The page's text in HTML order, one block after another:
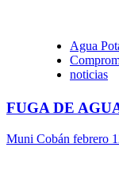
Agua
noticias
FUGA DE
Muni Cobán febrero